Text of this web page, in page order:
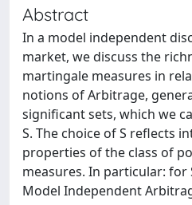
Abstract
In a model independent
market, we discuss the
martingale measures in
notions of Arbitrage,
significant sets, which we
S. The choice of S reflects
properties of the class of
measures. In particular: for
Model Independent